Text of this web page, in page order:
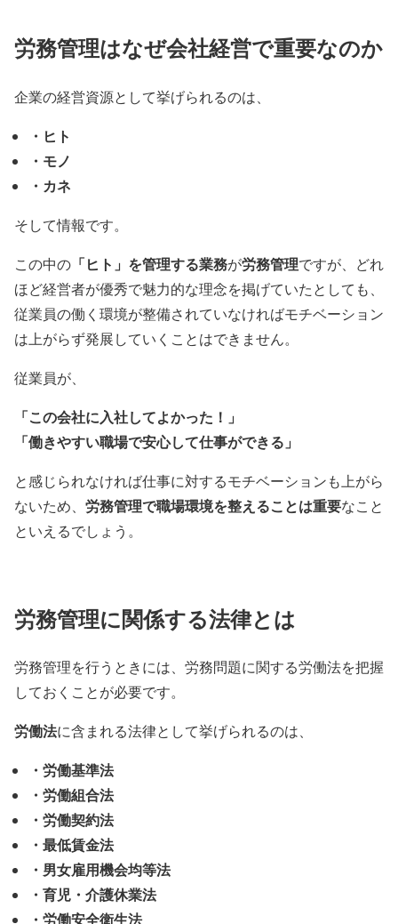
労務管理はなぜ会社経営で重要なのか
企業の経営資源として挙げられるのは、
・ヒト
・モノ
・カネ
そして情報です。
この中の 「ヒト」を管理する業務が労務管理ですが、どれ
ほど経営者が優秀で魅力的な理念を掲げていたとしても、
従業員の働く環境が整備されていなければモチベーション
は上がらず発展していくことはできません。
従業員が、
「この会社に入社してよかった！」
「働きやすい職場で安心して仕事ができる」
と感じられなければ仕事に対するモチベーションも上がら
ないため、 労務管理で職場環境を整えることは重要なこと
といえるでしょう。
労務管理に関係する法律とは
労務管理を行うときには、労務問題に関する労働法を把握
しておくことが必要です。
労働法に含まれる法律として挙げられるのは、
・労働基準法
・労働組合法
・労働契約法
・最低賃金法
・男女雇用機会均等法
・育児・介護休業法
・労働安全衛生法